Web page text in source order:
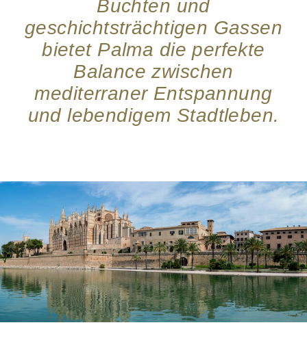
Buchten und
geschichtsträchtigen Gassen
bietet Palma die perfekte
Balance zwischen
mediterraner Entspannung
und lebendigem Stadtleben.